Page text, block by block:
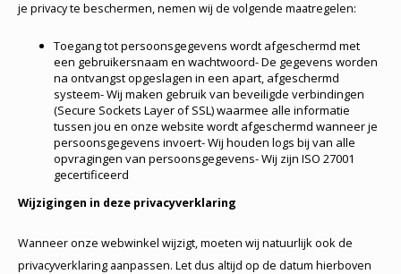
je privacy te beschermen, nemen wij de volgende maatregelen:
Toegang tot persoonsgegevens wordt afgeschermd met
een gebruikersnaam en wachtwoord- De gegevens worden
na ontvangst opgeslagen in een apart, afgeschermd
systeem- Wij maken gebruik van beveiligde verbindingen
(Secure Sockets Layer of SSL) waarmee alle informatie
tussen jou en onze website wordt afgeschermd wanneer je
persoonsgegevens invoert- Wij houden logs bij van alle
opvragingen van persoonsgegevens- Wij zijn ISO 27001
gecertificeerd
Wijzigingen in deze privacyverklaring
Wanneer onze webwinkel wijzigt, moeten wij natuurlijk ook de
privacyverklaring aanpassen. Let dus altijd op de datum hierboven